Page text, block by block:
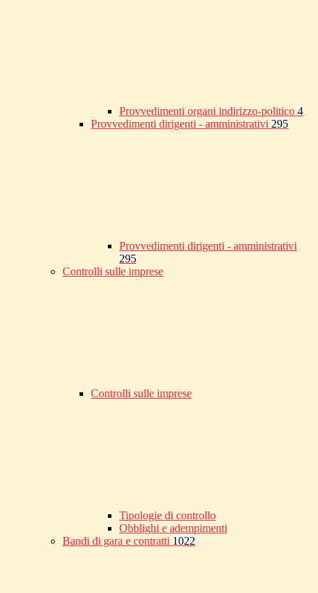
Provvedimenti organi indirizzo-politico 4
Provvedimenti dirigenti - amministrativi 295
Provvedimenti dirigenti - amministrativi
295
Controlli sulle imprese
Controlli sulle imprese
Tipologie di controllo
Obblighi e adempimenti
Bandi di gara e contratti 1022